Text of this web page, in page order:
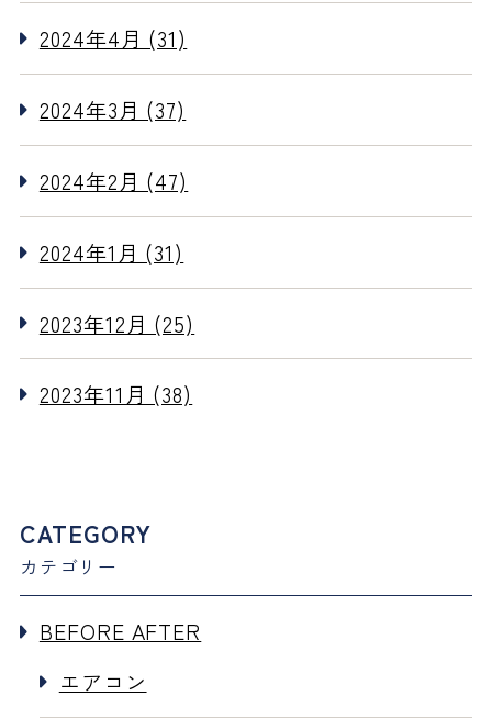
2024年4月 (31)
2024年3月 (37)
2024年2月 (47)
2024年1月 (31)
2023年12月 (25)
2023年11月 (38)
CATEGORY
カテゴリー
BEFORE AFTER
エアコン